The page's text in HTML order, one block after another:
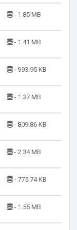
- 1.85 MB
- 1.41 MB
- 993.95 KB
- 1.37 MB
- 809.86 KB
- 2.34 MB
- 775.74 KB
- 1.55 MB